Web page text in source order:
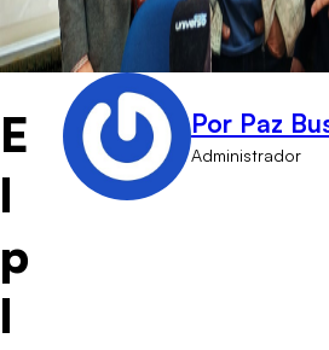
E
l
p
l
Por Paz
Administrador